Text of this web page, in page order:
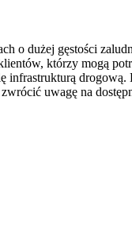
o dużej gęstości
którzy mogą
infrastrukturą drogową.
uwagę na